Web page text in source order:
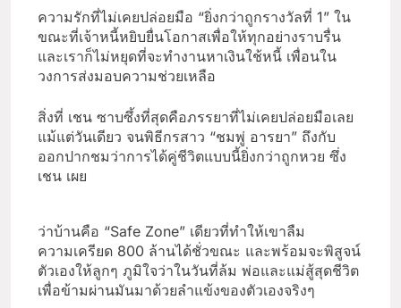
ความรักที่ไม่เคยปล่อยมือ “ยิ่งกว่าถูกรางวัลที่ 1” ใน
ขณะที่เจ้าหนี้หยิบยื่นโอกาสเพื่อให้ทุกอย่างราบรื่น
และเราก็ไม่หยุดที่จะทำงานหาเงินใช้หนี้ เพื่อนใน
วงการส่งมอบความช่วยเหลือ
สิ่งที่ เชน ซาบซึ้งที่สุดคือภรรยาที่ไม่เคยปล่อยมือเลย
แม้แต่วันเดียว จนพิธีกรสาว “ชมพู่ อารยา” ถึงกับ
ออกปากชมว่าการได้คู่ชีวิตแบบนี้ยิ่งกว่าถูกหวย ซึ่ง
เชน เผย
ว่าบ้านคือ “Safe Zone” เดียวที่ทำให้เขาลืม
ความเครียด 800 ล้านได้ชั่วขณะ และพร้อมจะพิสูจน์
ตัวเองให้ลูกๆ ภูมิใจว่าในวันที่ล้ม พ่อและแม่สู้สุดชีวิต
เพื่อข้ามผ่านมันมาด้วยลำแข้งของตัวเองจริงๆ